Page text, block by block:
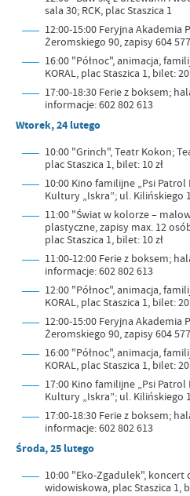
sala 30; RCK, plac Staszica 1
12:00-15:00 Feryjna Akademia
Żeromskiego 90, zapisy 604
16:00 "Północ", animacja,
KORAL, plac Staszica 1, bilet:
17:00-18:30 Ferie z boksem;
informacje: 602 802 613
Wtorek, 24 lutego
10:00 "Grinch", Teatr Kokon;
plac Staszica 1, bilet: 10 zł
10:00 Kino familijne „Psi Patrol
Kultury „Iskra”; ul. Kilińskiego
11:00 "Świat w kolorze –
plastyczne, zapisy max. 12
plac Staszica 1, bilet: 10 zł
11:00-12:00 Ferie z boksem;
informacje: 602 802 613
12:00 "Północ", animacja,
KORAL, plac Staszica 1, bilet:
12:00-15:00 Feryjna Akademia
Żeromskiego 90, zapisy 604
16:00 "Północ", animacja,
KORAL, plac Staszica 1, bilet:
17:00 Kino familijne „Psi Patrol
Kultury „Iskra”; ul. Kilińskiego
17:00-18:30 Ferie z boksem;
informacje: 602 802 613
Środa, 25 lutego
10:00 "Eko-Zgadulek", koncert
widowiskowa, plac Staszica 1,